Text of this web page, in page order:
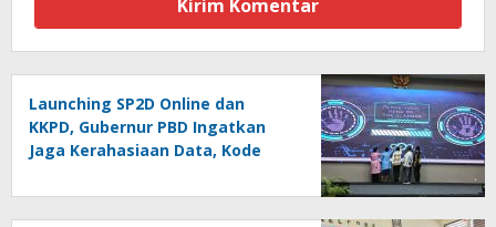
Launching SP2D Online dan
KKPD, Gubernur PBD Ingatkan
Jaga Kerahasiaan Data, Kode